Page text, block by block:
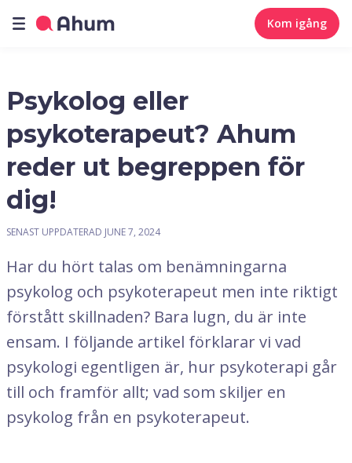
Kom igång
Psykolog eller
psykoterapeut? Ahum
reder ut begreppen för
dig!
SENAST UPPDATERAD JUNE 7, 2024
Har du hört talas om benämningarna
psykolog och psykoterapeut men inte riktigt
förstått skillnaden? Bara lugn, du är inte
ensam. I följande artikel förklarar vi vad
psykologi egentligen är, hur psykoterapi går
till och framför allt; vad som skiljer en
psykolog från en psykoterapeut.